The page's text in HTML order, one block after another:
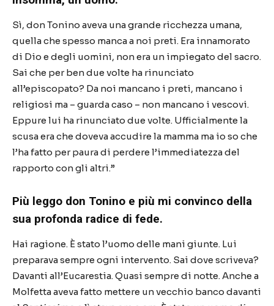
Sì, don Tonino aveva una grande ricchezza umana,
quella che spesso manca a noi preti. Era innamorato
di Dio e degli uomini, non era un impiegato del sacro.
Sai che per ben due volte ha rinunciato
all’episcopato? Da noi mancano i preti, mancano i
religiosi ma – guarda caso – non mancano i vescovi.
Eppure lui ha rinunciato due volte. Ufficialmente la
scusa era che doveva accudire la mamma ma io so che
l’ha fatto per paura di perdere l’immediatezza del
rapporto con gli altri.”
Più leggo don Tonino e più mi convinco della
sua profonda radice di fede.
Hai ragione. È stato l’uomo delle mani giunte. Lui
preparava sempre ogni intervento. Sai dove scriveva?
Davanti all’Eucarestia. Quasi sempre di notte. Anche a
Molfetta aveva fatto mettere un vecchio banco davanti